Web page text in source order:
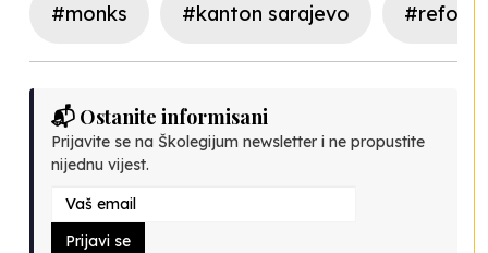
#monks #kanton sarajevo
📬 Ostanite informisani
Prijavite se na Školegijum newsletter i ne propustite
nijednu vijest.
Prijavi se